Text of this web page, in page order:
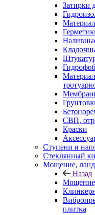
Затирки
СВП,
Краски
Ступени и
Cтеклянный
Мощение,
Назад
Мощение,
плитка